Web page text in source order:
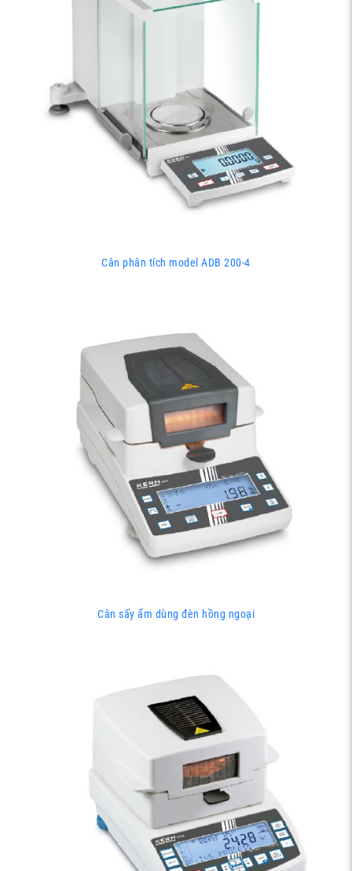
Cân phân tích model ADB 200-4
Cân sấy ẩm dùng đèn hồng ngoại